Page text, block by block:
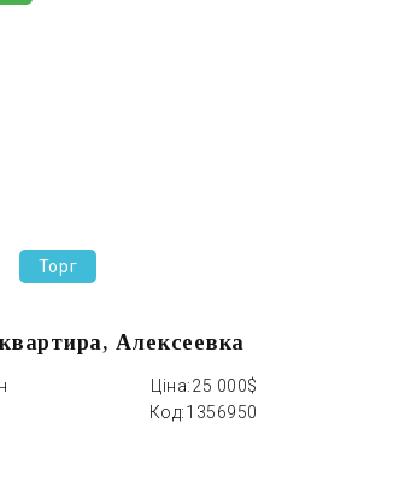
Торг
Алексеевка
Ціна:25 000$
Код:1356950